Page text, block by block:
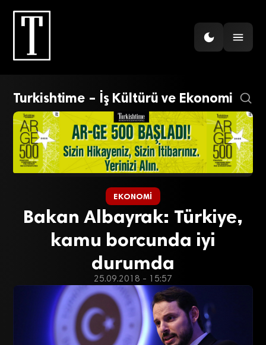
Turkishtime – İş Kültürü ve Ekonomi
EKONOMI
Bakan Albayrak: Türkiye,
kamu borcunda iyi
durumda
25.09.2018 - 15:57